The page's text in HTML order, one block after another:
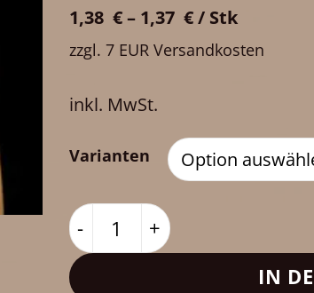
1,38 €– 1,37 €/ Stk
zzgl. 7 EUR Versandkosten
inkl. MwSt.
Varianten
Zitronengras Menge
IN